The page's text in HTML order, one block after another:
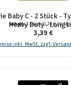
Baby C - 2 Stück -
Heavy Duty - Long
Inhalt:2 Stück(1,70 € / 1
Regulärer
3,39 €
inkl. MwSt. zzgl.